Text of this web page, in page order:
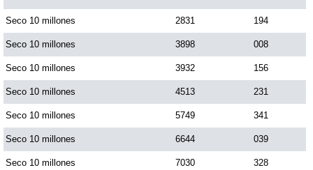
Seco 10 millones 2831 194
Seco 10 millones 3898 008
Seco 10 millones 3932 156
Seco 10 millones 4513 231
Seco 10 millones 5749 341
Seco 10 millones 6644 039
Seco 10 millones 7030 328